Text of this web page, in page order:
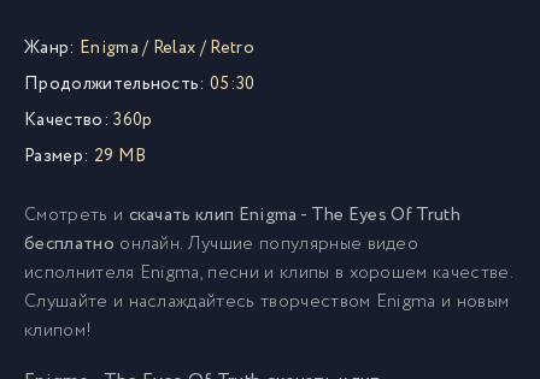
Жанр: Enigma/ Relax/Retro
Продолжительность: 05:30
Качество: 360p
Размер: 29 MB
Смотреть и скачать клип Enigma - The Eyes Of Truth
бесплатно онлайн. Лучшие популярные видео
исполнителя Enigma, песни и клипы в хорошем качестве.
Слушайте и наслаждайтесь творчеством Enigma и новым
клипом!